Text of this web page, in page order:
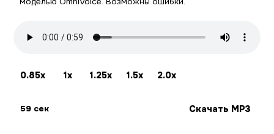
0.85x 1x 1.25x 1.5x 2.0x
59 сек Скачать MP3